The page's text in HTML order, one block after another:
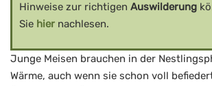
Hinweise zur richtigen Auswilderung
Sie hier nachlesen.
Junge Meisen brauchen in der
Wärme, auch wenn sie schon voll